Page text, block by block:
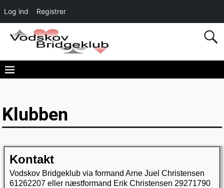
Log ind Registrer
Klubben
Kontakt
Vodskov Bridgeklub via formand Arne Juel Christensen
61262207 eller næstformand Erik Christensen 29271790